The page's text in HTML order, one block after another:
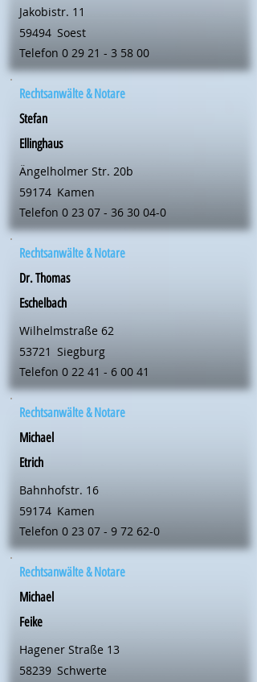
Jakobistr. 11
59494 Soest
Telefon 0 29 21 - 3 58 00
Rechtsanwälte & Notare
Stefan
Ellinghaus
Ängelholmer Str. 20b
59174 Kamen
Telefon 0 23 07 - 36 30 04-0
Rechtsanwälte & Notare
Dr. Thomas
Eschelbach
Wilhelmstraße 62
53721 Siegburg
Telefon 0 22 41 - 6 00 41
Rechtsanwälte & Notare
Michael
Etrich
Bahnhofstr. 16
59174 Kamen
Telefon 0 23 07 - 9 72 62-0
Rechtsanwälte & Notare
Michael
Feike
Hagener Straße 13
58239 Schwerte